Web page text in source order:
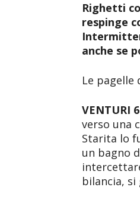
Righetti
respinge
anche se
Le pagelle
VENTURI 6
verso una
Starita lo
un bagno
bilancia,